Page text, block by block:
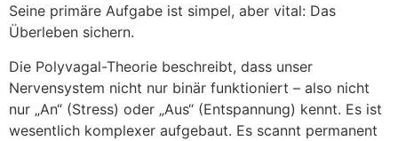
Seine primäre Aufgabe ist simpel, aber vital: Das
Überleben sichern.
Die Polyvagal-Theorie beschreibt, dass unser
Nervensystem nicht nur binär funktioniert – also nicht
nur „An“ (Stress) oder „Aus“ (Entspannung) kennt. Es ist
wesentlich komplexer aufgebaut. Es scannt permanent